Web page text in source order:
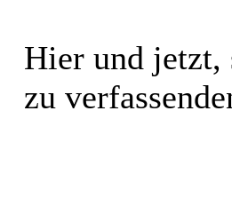
Hier und jetzt,
zu